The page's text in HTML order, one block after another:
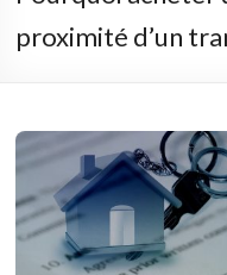
proximité d’un